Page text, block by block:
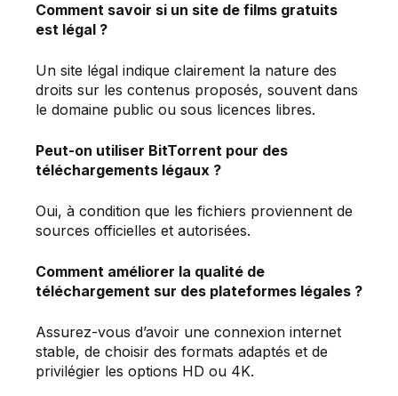
Comment savoir si un site de films gratuits
est légal ?
Un site légal indique clairement la nature des
droits sur les contenus proposés, souvent dans
le domaine public ou sous licences libres.
Peut-on utiliser BitTorrent pour des
téléchargements légaux ?
Oui, à condition que les fichiers proviennent de
sources officielles et autorisées.
Comment améliorer la qualité de
téléchargement sur des plateformes légales ?
Assurez-vous d’avoir une connexion internet
stable, de choisir des formats adaptés et de
privilégier les options HD ou 4K.